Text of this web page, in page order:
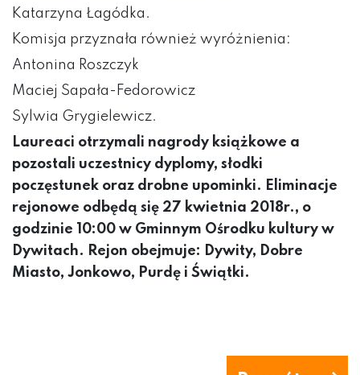
Katarzyna Łagódka.
Komisja przyznała również wyróżnienia:
Antonina Roszczyk
Maciej Sapała-Fedorowicz
Sylwia Grygielewicz.
Laureaci otrzymali nagrody książkowe a
pozostali uczestnicy dyplomy, słodki
poczęstunek oraz drobne upominki. Eliminacje
rejonowe odbędą się 27 kwietnia 2018r., o
godzinie 10:00 w Gminnym Ośrodku kultury w
Dywitach. Rejon obejmuje: Dywity, Dobre
Miasto, Jonkowo, Purdę i Świątki.